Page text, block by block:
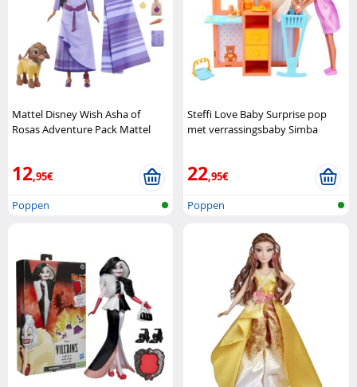
Mattel Disney Wish Asha of
Rosas Adventure Pack Mattel
12,95€
Poppen
Steffi Love Baby Surprise pop
met verrassingsbaby Simba
22,95€
Poppen